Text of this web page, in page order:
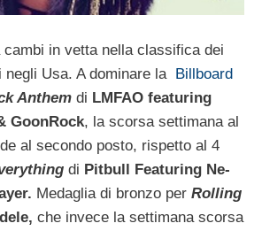
in vetta nella classifica dei
Usa. A dominare la Billboard
Anthem di LMFAO featuring
GoonRock, la scorsa settimana al
al secondo posto, rispetto al 4
di Pitbull Featuring Ne-
Medaglia di bronzo per Rolling
che invece la settimana scorsa